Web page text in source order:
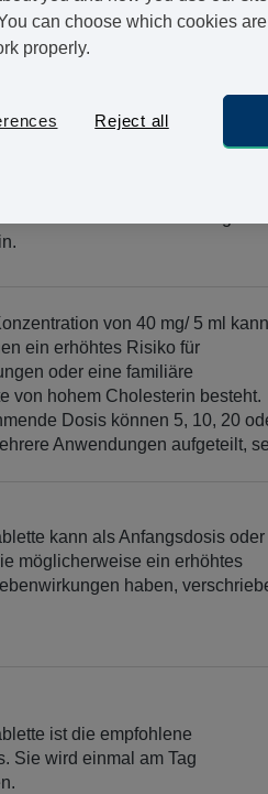
Bei diesem
von der Verpackung
enthält 20 mg/ 5 ml
von 40 mg/ 5 ml
ein erhöhtes Risiko für
oder eine familiäre
von hohem Cholesterin besteht.
Dosis können 5, 10, 20
Anwendungen aufgeteilt,
kann als Anfangsdosis oder
möglicherweise ein erhöhtes
haben,
ist die empfohlene
Sie wird einmal am Tag
can choose which cookies
properly.
Reject all